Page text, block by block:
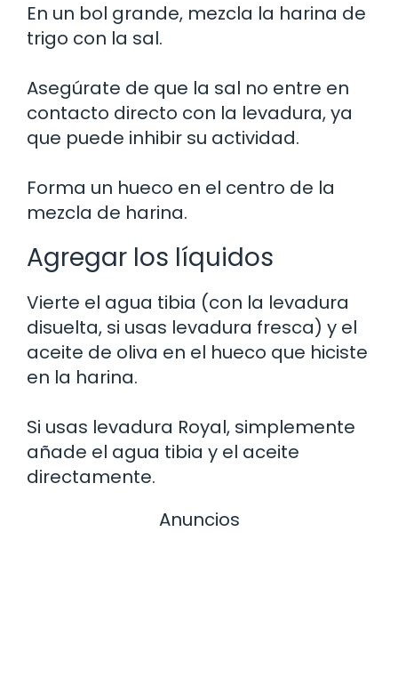
En un bol grande, mezcla la harina de
trigo con la sal.
Asegúrate de que la sal no entre en
contacto directo con la levadura, ya
que puede inhibir su actividad.
Forma un hueco en el centro de la
mezcla de harina.
Agregar los líquidos
Vierte el agua tibia (con la levadura
disuelta, si usas levadura fresca) y el
aceite de oliva en el hueco que hiciste
en la harina.
Si usas levadura Royal, simplemente
añade el agua tibia y el aceite
directamente.
Anuncios